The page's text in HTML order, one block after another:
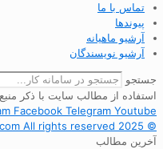
تماس با ما
پیوندها
آرشیو ماهیانه
آرشیو نویسندگان
جستجو
استفاده از مطالب سایت با ذکر
Facebook Telegram Youtube
© 2025 kar-online.com All rights reserved
آخرین مطالب